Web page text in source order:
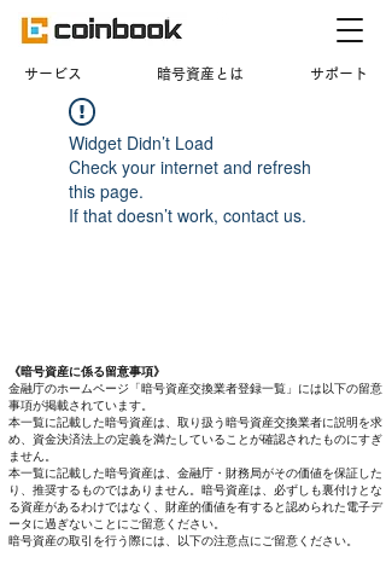
​サービス 暗号資産とは サポート
Widget Didn’t Load
Check your internet and refresh
this page.
If that doesn’t work, contact us.
《暗号資産に係る留意事項》
金融庁のホームページ「暗号資産交換業者登録一覧」には以下の留意
事項が掲載されています。
本一覧に記載した暗号資産は、取り扱う暗号資産交換業者に説明を求
め、資金決済法上の定義を満たしていることが確認されたものにすぎ
ません。
本一覧に記載した暗号資産は、金融庁・財務局がその価値を保証した
り、推奨するものではありません。暗号資産は、必ずしも裏付けとな
る資産があるわけではなく、財産的価値を有すると認められた電子デ
ータに過ぎないことにご留意ください。
暗号資産の取引を行う際には、以下の注意点にご留意ください。